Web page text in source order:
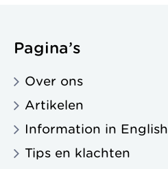
Pagina’s
Over ons
Artikelen
Information in English
Tips en klachten